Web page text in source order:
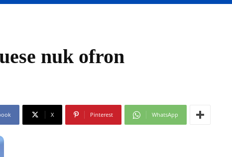
nuk ofron
X Pinterest WhatsApp